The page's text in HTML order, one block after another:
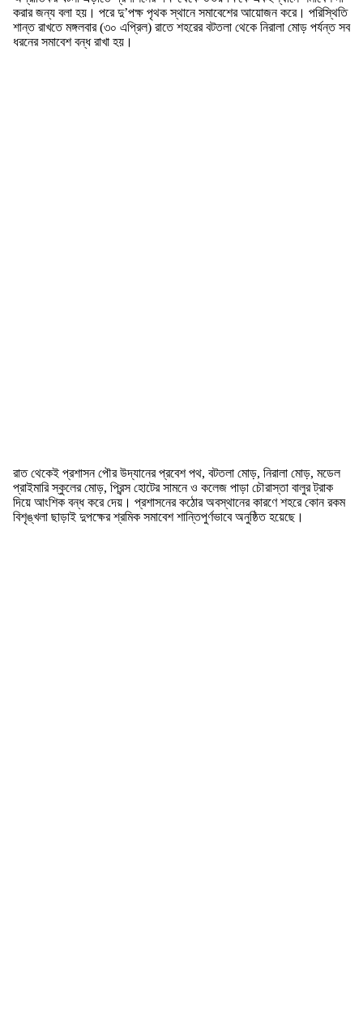
করার জন্য বলা হয়। পরে দু’পক্ষ পৃথক স্থানে সমাবেশের আয়োজন করে। পরিস্থিতি
শান্ত রাখতে মঙ্গলবার (৩০ এপ্রিল) রাতে শহরের বটতলা থেকে নিরালা মোড় পর্যন্ত সব
ধরনের সমাবেশ বন্ধ রাখা হয়।
রাত থেকেই প্রশাসন পৌর উদ্যানের প্রবেশ পথ, বটতলা মোড়, নিরালা মোড়, মডেল
প্রাইমারি স্কুলের মোড়, প্রিন্স হোটের সামনে ও কলেজ পাড়া চৌরাস্তা বালুর ট্রাক
দিয়ে আংশিক বন্ধ করে দেয়। প্রশাসনের কঠোর অবস্থানের কারণে শহরে কোন রকম
বিশৃঙ্খলা ছাড়াই দুপক্ষের শ্রমিক সমাবেশ শান্তিপুর্ণভাবে অনুষ্ঠিত হয়েছে।